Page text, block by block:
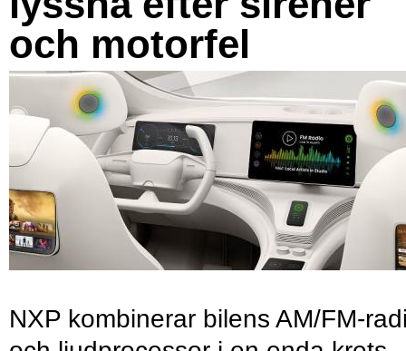
och motorfel
NXP kombinerar bilens AM/FM-